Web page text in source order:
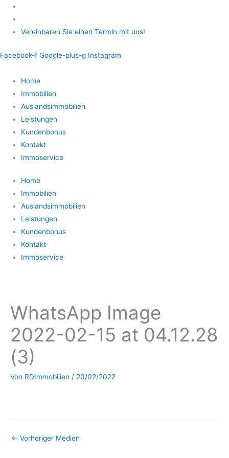
Zum
Inhalt
springenVereinbaren Sie einen Termin mit uns!
Facebook-f Google-plus-g Instagram
Home
Immobilien
Auslandsimmobilien
Leistungen
Kundenbonus
Kontakt
Immoservice
Home
Immobilien
Auslandsimmobilien
Leistungen
Kundenbonus
Kontakt
Immoservice
WhatsApp Image
2022-02-15 at 04.12.28
(3)
Von RDImmobilien / 20/02/2022
← Vorheriger Medien